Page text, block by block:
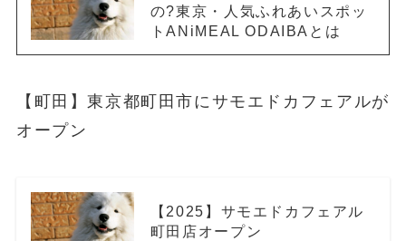
の?東京・人気ふれあいスポッ
トANiMEAL ODAIBAとは
【町田】東京都町田市にサモエドカフェアルが
オープン
【2025】サモエドカフェアル
町田店オープン